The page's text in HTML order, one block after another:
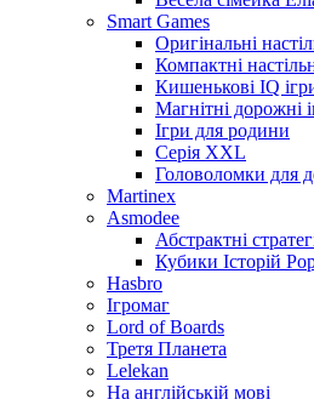
Smart Games
Оригінальні
Компактні
Кишенькові IQ
Магнітні дорожні
Ігри для родини
Серія XXL
Головоломки для
Martinex
Asmodee
Абстрактні
Кубики Історій
Hasbro
Ігромаг
Lord of Boards
Третя Планета
Lelekan
На англійській мові